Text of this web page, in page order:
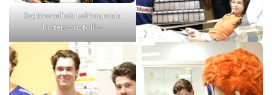
Sydämmellisiä kohtaamisia
lastenosastoilla.